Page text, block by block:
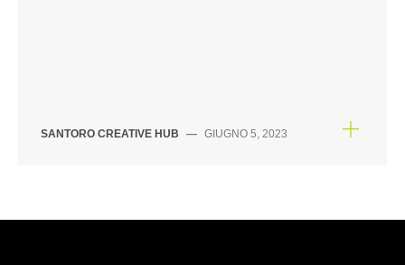
SANTORO CREATIVE HUB — GIUGNO 5, 2023